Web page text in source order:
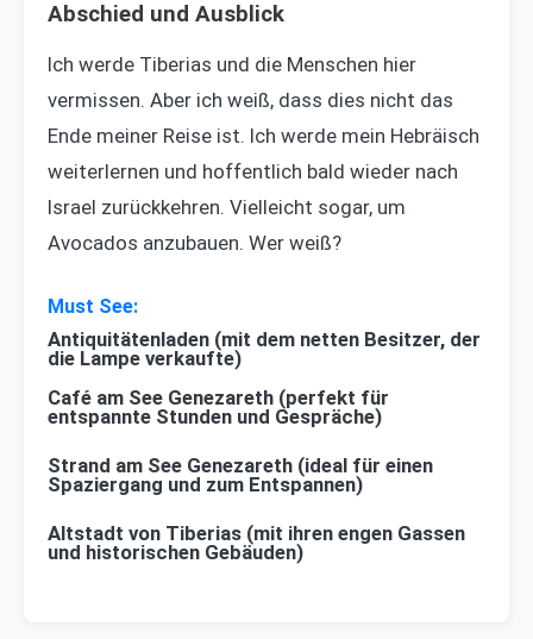
Abschied und Ausblick
Ich werde Tiberias und die Menschen hier
vermissen. Aber ich weiß, dass dies nicht das
Ende meiner Reise ist. Ich werde mein Hebräisch
weiterlernen und hoffentlich bald wieder nach
Israel zurückkehren. Vielleicht sogar, um
Avocados anzubauen. Wer weiß?
Antiquitätenladen (mit dem netten Besitzer, der
die Lampe verkaufte)
Café am See Genezareth (perfekt für
entspannte Stunden und Gespräche)
Strand am See Genezareth (ideal für einen
Spaziergang und zum Entspannen)
Altstadt von Tiberias (mit ihren engen Gassen
und historischen Gebäuden)